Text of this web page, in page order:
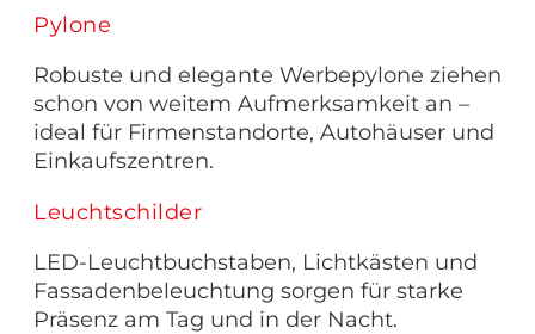
Pylone
Robuste und elegante Werbepylone ziehen
schon von weitem Aufmerksamkeit an –
ideal für Firmenstandorte, Autohäuser und
Einkaufszentren.
Leuchtschilder
LED-Leuchtbuchstaben, Lichtkästen und
Fassadenbeleuchtung sorgen für starke
Präsenz am Tag und in der Nacht.